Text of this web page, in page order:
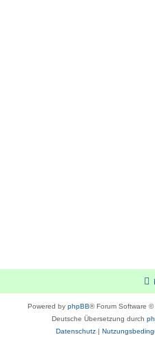
Powered by phpBB® Forum Software ©
Deutsche Übersetzung durch
Datenschutz|